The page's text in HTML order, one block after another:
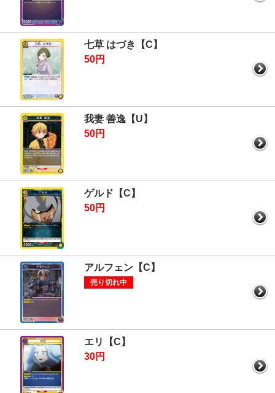
七草 はづき【C】
50円
我妻 善逸【U】
50円
ゲルド【C】
50円
アルフェン【C】
売り切れ中
エリ【C】
30円